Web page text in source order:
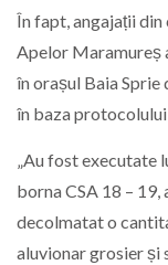
În fapt, angajații
Apelor Maramureș
în orașul Baia
în baza
„Au fost executate
borna CSA 18 –
decolmatat o
aluvionar grosier și